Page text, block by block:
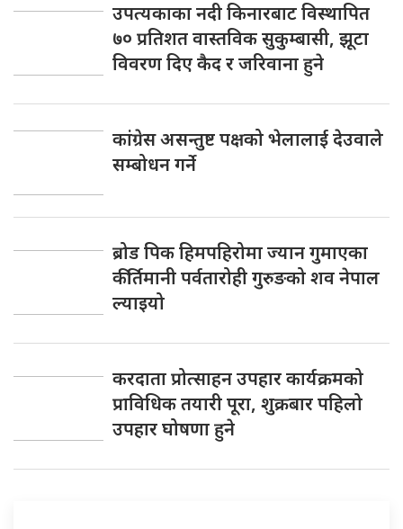
उपत्यकाका नदी किनारबाट विस्थापित
७० प्रतिशत वास्तविक सुकुम्बासी, झूटा
विवरण दिए कैद र जरिवाना हुने
कांग्रेस असन्तुष्ट पक्षको भेलालाई देउवाले
सम्बोधन गर्ने
ब्रोड पिक हिमपहिरोमा ज्यान गुमाएका
कीर्तिमानी पर्वतारोही गुरुङको शव नेपाल
ल्याइयो
करदाता प्रोत्साहन उपहार कार्यक्रमको
प्राविधिक तयारी पूरा, शुक्रबार पहिलो
उपहार घोषणा हुने